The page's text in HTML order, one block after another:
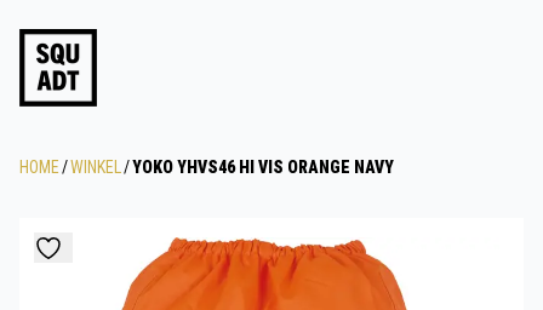
HOME/WINKEL /YOKO YHVS46 HI VIS ORANGE NAVY